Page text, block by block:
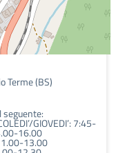
Terme (BS)
seguente:
GIOVEDI’: 7:45-
16.00
13.00